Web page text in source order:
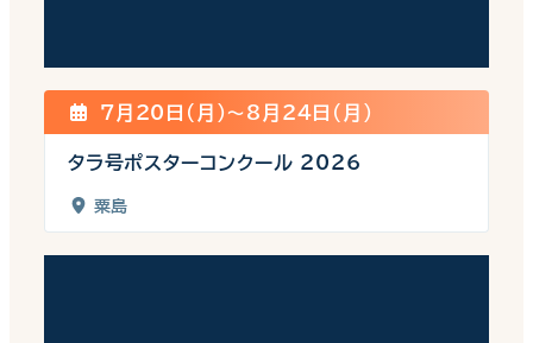
7月20日(月)〜8月24日(月)
タラ号ポスターコンクール 2026
粟島